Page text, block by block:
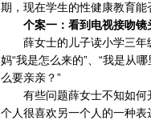
期，现在学生的性健康教育
个案一：看到电视接吻镜
薛女士的儿子读小学三年
妈“我是怎么来的”、“我是从
么要亲亲？”
有些问题薛女士不知如何
个人很喜欢另一个人的一种表